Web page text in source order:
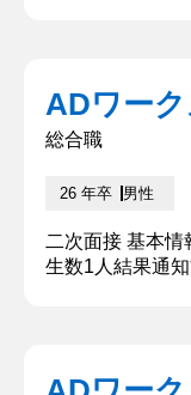
不透明で不確実
から投資用不動
げてきたこと、
ADワーク
総合職
26 年卒 男性
二次面接 基本
生数1人結果通